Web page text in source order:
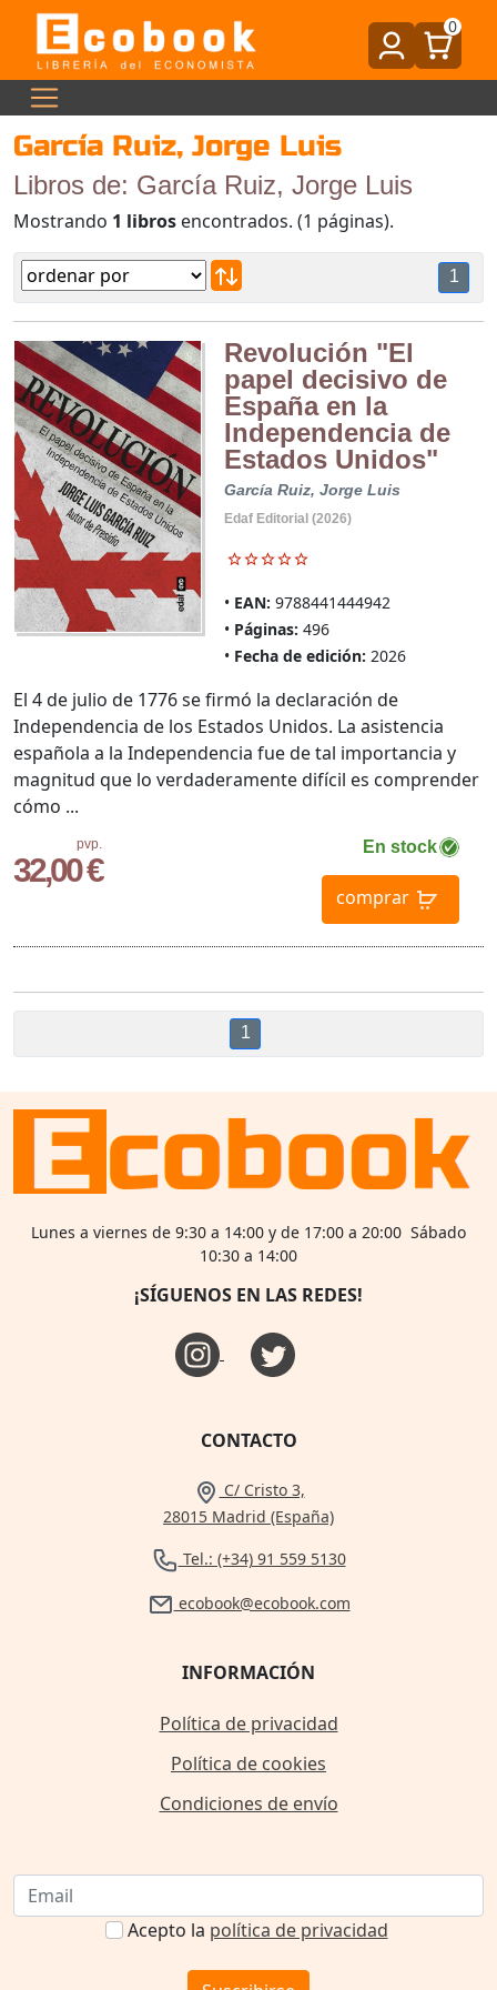
0
García Ruiz, Jorge Luis
Libros de: García Ruiz, Jorge Luis
Mostrando 1 libros encontrados. (1 páginas).
1
Revolución "El
papel decisivo de
España en la
Independencia de
Estados Unidos"
García Ruiz, Jorge Luis
Edaf Editorial (2026)
EAN: 9788441444942
Páginas: 496
Fecha de edición: 2026
pvp.
32,00 €
En stock
comprar
El 4 de julio de 1776 se firmó la declaración de
Independencia de los Estados Unidos. La asistencia
española a la Independencia fue de tal importancia y
magnitud que lo verdaderamente difícil es comprender
cómo ...
1
Lunes a viernes de 9:30 a 14:00 y de 17:00 a 20:00 Sábado
10:30 a 14:00
¡SÍGUENOS EN LAS REDES!
CONTACTO
C/ Cristo 3,
28015 Madrid (España)
Tel.: (+34) 91 559 5130
ecobook@ecobook.com
INFORMACIÓN
Política de privacidad
Política de cookies
Condiciones de envío
Acepto la política de privacidad